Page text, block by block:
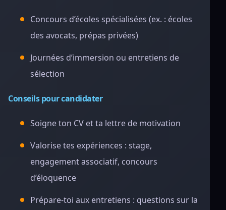
Concours d’écoles spécialisées (ex. : écoles
des avocats, prépas privées)
Journées d’immersion ou entretiens de
sélection
Conseils pour candidater
Soigne ton CV et ta lettre de motivation
Valorise tes expériences : stage,
engagement associatif, concours
d’éloquence
Prépare-toi aux entretiens : questions sur la